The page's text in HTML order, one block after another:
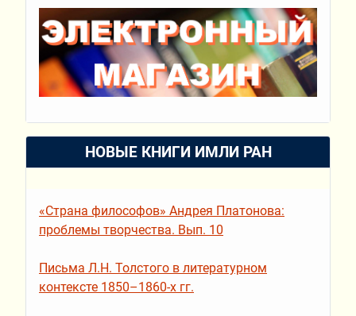
НОВЫЕ КНИГИ ИМЛИ РАН
«Страна философов» Андрея Платонова:
проблемы творчества. Вып. 10
Письма Л.Н. Толстого в литературном
контексте 1850–1860-х гг.